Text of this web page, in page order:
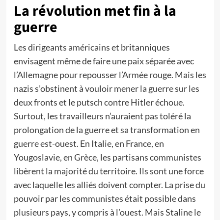
La révolution met fin à la
guerre
Les dirigeants américains et britanniques
envisagent même de faire une paix séparée avec
l’Allemagne pour repousser l’Armée rouge. Mais les
nazis s’obstinent à vouloir mener la guerre sur les
deux fronts et le putsch contre Hitler échoue.
Surtout, les travailleurs n’auraient pas toléré la
prolongation de la guerre et sa transformation en
guerre est-ouest. En Italie, en France, en
Yougoslavie, en Grèce, les partisans communistes
libèrent la majorité du territoire. Ils sont une force
avec laquelle les alliés doivent compter. La prise du
pouvoir par les communistes était possible dans
plusieurs pays, y compris à l’ouest. Mais Staline le